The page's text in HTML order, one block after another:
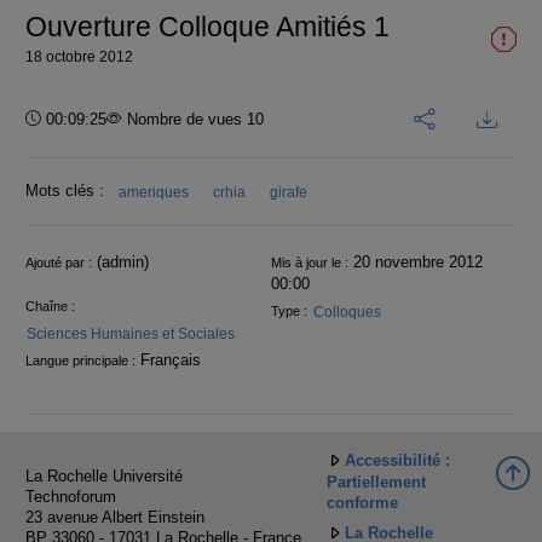
Ouverture Colloque Amitiés 1
18 octobre 2012
Durée :
00:09:25 Nombre de vues 10
Mots clés : ameriques crhia girafe
Informations
Ajouté par : (admin) Mis à jour le : 20 novembre 2012
00:00
Chaîne :
Sciences Humaines et Sociales
Type : Colloques
Langue principale : Français
La Rochelle Université
Technoforum
23 avenue Albert Einstein
Accessibilité :
Partiellement
conforme
La Rochelle